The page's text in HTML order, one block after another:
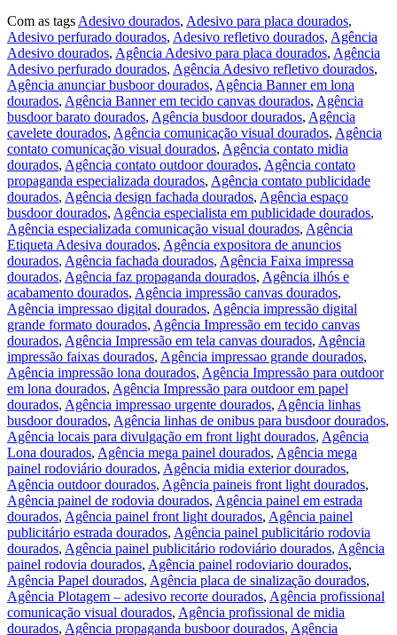
Com as tags Adesivo dourados, Adesivo para placa dourados,
Adesivo perfurado dourados, Adesivo refletivo dourados, Agência
Adesivo dourados, Agência Adesivo para placa dourados, Agência
Adesivo perfurado dourados, Agência Adesivo refletivo dourados,
Agência anunciar busboor dourados, Agência Banner em lona
dourados, Agência Banner em tecido canvas dourados, Agência
busdoor barato dourados, Agência busdoor dourados, Agência
cavelete dourados, Agência comunicação visual dourados, Agência
contato comunicação visual dourados, Agência contato midia
dourados, Agência contato outdoor dourados, Agência contato
propaganda especializada dourados, Agência contato publicidade
dourados, Agência design fachada dourados, Agência espaço
busdoor dourados, Agência especialista em publicidade dourados,
Agência especializada comunicação visual dourados, Agência
Etiqueta Adesiva dourados, Agência expositora de anuncios
dourados, Agência fachada dourados, Agência Faixa impressa
dourados, Agência faz propaganda dourados, Agência ilhós e
acabamento dourados, Agência impressão canvas dourados,
Agência impressao digital dourados, Agência impressão digital
grande formato dourados, Agência Impressão em tecido canvas
dourados, Agência Impressão em tela canvas dourados, Agência
impressão faixas dourados, Agência impressao grande dourados,
Agência impressão lona dourados, Agência Impressão para outdoor
em lona dourados, Agência Impressão para outdoor em papel
dourados, Agência impressao urgente dourados, Agência linhas
busdoor dourados, Agência linhas de onibus para busdoor dourados,
Agência locais para divulgação em front light dourados, Agência
Lona dourados, Agência mega painel dourados, Agência mega
painel rodoviário dourados, Agência midia exterior dourados,
Agência outdoor dourados, Agência paineis front light dourados,
Agência painel de rodovia dourados, Agência painel em estrada
dourados, Agência painel front light dourados, Agência painel
publicitário estrada dourados, Agência painel publicitário rodovia
dourados, Agência painel publicitário rodoviário dourados, Agência
painel rodovia dourados, Agência painel rodoviario dourados,
Agência Papel dourados, Agência placa de sinalização dourados,
Agência Plotagem – adesivo recorte dourados, Agência profissional
comunicação visual dourados, Agência profissional de midia
dourados, Agência propaganda busboor dourados, Agência